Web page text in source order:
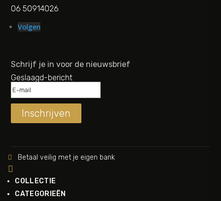
06 50914026
Volgen
Schrijf je in voor de nieuwsbrief
Geslaagd-bericht
Inschrijven
 Betaal veilig met je eigen bank

COLLECTIE
CATEGORIEËN